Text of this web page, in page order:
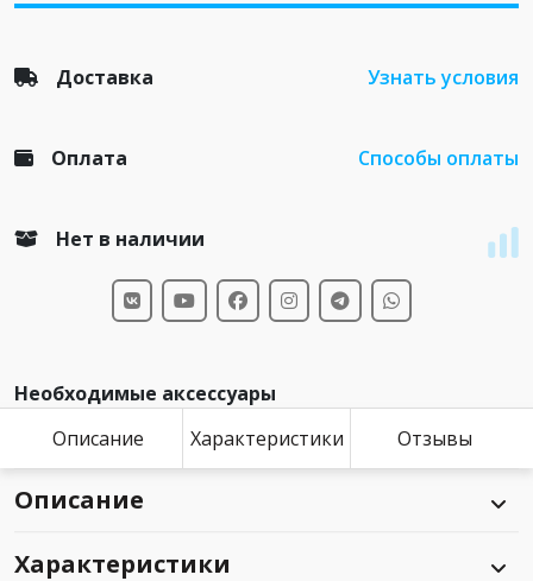
Доставка Узнать условия
Оплата Способы оплаты
Нет в наличии
Необходимые аксессуары
Описание
Характеристики Отзывы
Описание
Характеристики